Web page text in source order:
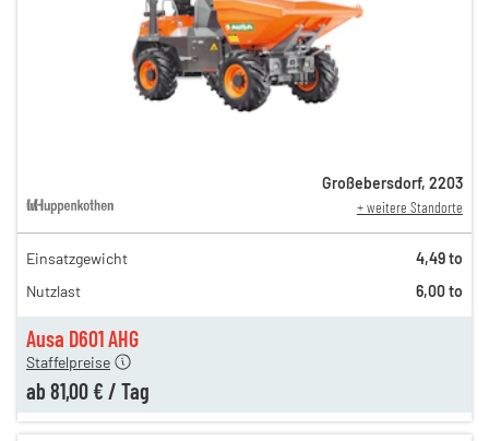
Ausa D601 AHG
195,00 €
108,00 €
Staffelpreise
ab 81,00 € / Tag
Großebersdorf, 2203
+ weitere Standorte
Einsatzgewicht
4,49 to
Nutzlast
6,00 to